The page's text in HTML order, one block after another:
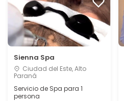
Sienna Spa
Ciudad del Este, Alto
Paraná
Servicio de Spa para 1
persona